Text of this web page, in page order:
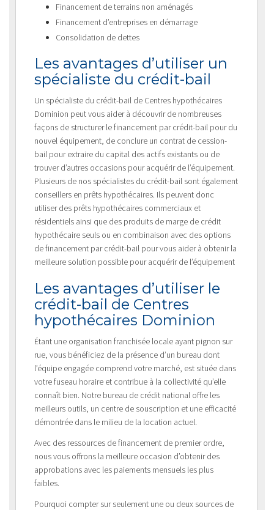
Financement de terrains non aménagés
Financement d’entreprises en démarrage
Consolidation de dettes
Les avantages d’utiliser un
spécialiste du crédit-bail
Un spécialiste du crédit-bail de Centres hypothécaires
Dominion peut vous aider à découvrir de nombreuses
façons de structurer le financement par crédit-bail pour du
nouvel équipement, de conclure un contrat de cession-
bail pour extraire du capital des actifs existants ou de
trouver d’autres occasions pour acquérir de l’équipement.
Plusieurs de nos spécialistes du crédit-bail sont également
conseillers en prêts hypothécaires. Ils peuvent donc
utiliser des prêts hypothécaires commerciaux et
résidentiels ainsi que des produits de marge de crédit
hypothécaire seuls ou en combinaison avec des options
de financement par crédit-bail pour vous aider à obtenir la
meilleure solution possible pour acquérir de l’équipement
Les avantages d’utiliser le
crédit-bail de Centres
hypothécaires Dominion
Étant une organisation franchisée locale ayant pignon sur
rue, vous bénéficiez de la présence d’un bureau dont
l’équipe engagée comprend votre marché, est située dans
votre fuseau horaire et contribue à la collectivité qu’elle
connaît bien. Notre bureau de crédit national offre les
meilleurs outils, un centre de souscription et une efficacité
démontrée dans le milieu de la location actuel.
Avec des ressources de financement de premier ordre,
nous vous offrons la meilleure occasion d’obtenir des
approbations avec les paiements mensuels les plus
faibles.
Pourquoi compter sur seulement une ou deux sources de